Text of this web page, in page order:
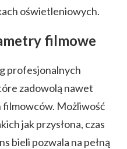
oświetleniowych.
filmowe
profesjonalnych
zadowolą nawet
filmowców. Możliwość
jak przysłona, czas
bieli pozwala na pełną